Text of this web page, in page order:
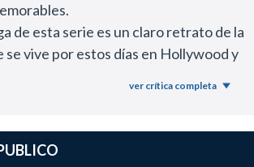
de esta serie es un claro retrato de la
se vive por estos días en Hollywood y
ver crítica completa